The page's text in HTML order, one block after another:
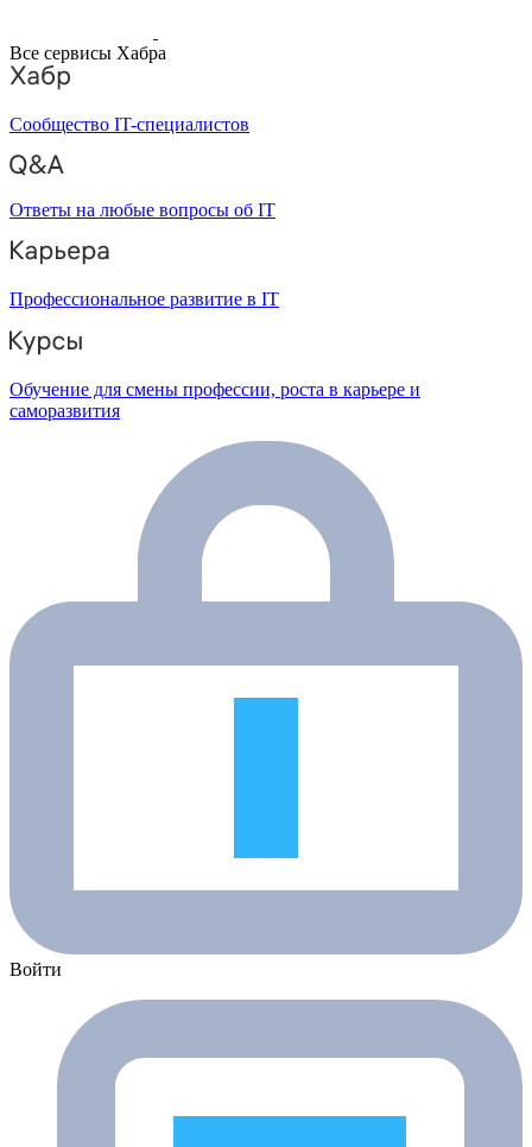
Все сервисы Хабра
Сообщество IT-специалистов
Ответы на любые вопросы об IT
Профессиональное развитие в IT
Обучение для смены профессии, роста в карьере и
саморазвития
Войти